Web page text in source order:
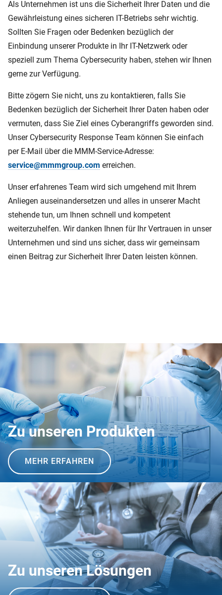
Als Unternehmen ist uns die Sicherheit Ihrer Daten und die
Gewährleistung eines sicheren IT-Betriebs sehr wichtig.
Sollten Sie Fragen oder Bedenken bezüglich der
Einbindung unserer Produkte in Ihr IT-Netzwerk oder
speziell zum Thema Cybersecurity haben, stehen wir Ihnen
gerne zur Verfügung.
Bitte zögern Sie nicht, uns zu kontaktieren, falls Sie
Bedenken bezüglich der Sicherheit Ihrer Daten haben oder
vermuten, dass Sie Ziel eines Cyberangriffs geworden sind.
Unser Cybersecurity Response Team können Sie einfach
per E-Mail über die MMM-Service-Adresse:
service@mmmgroup.com erreichen.
Unser erfahrenes Team wird sich umgehend mit Ihrem
Anliegen auseinandersetzen und alles in unserer Macht
stehende tun, um Ihnen schnell und kompetent
weiterzuhelfen. Wir danken Ihnen für Ihr Vertrauen in unser
Unternehmen und sind uns sicher, dass wir gemeinsam
einen Beitrag zur Sicherheit Ihrer Daten leisten können.
Zu unseren Produkten
MEHR ERFAHREN
Zu unseren Lösungen